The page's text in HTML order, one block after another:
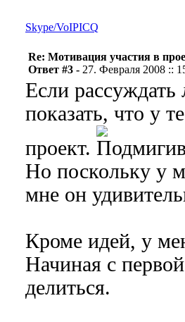
Skype/VoIPICQ
Re: Мотивация участия в
Ответ #3 - 27. Февраля 2008 ::
Если
показать, что у
проект.
Но поскольку у
мне он
Кроме идей, у
Начиная с
делиться.